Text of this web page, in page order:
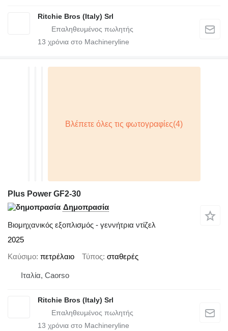
Ritchie Bros (Italy) Srl
13 χρόνια στο Machineryline
Plus Power GF2-30
Δημοπρασία
Βιομηχανικός εξοπλισμός - γεννήτρια ντίζελ
2025
Καύσιμο πετρέλαιο Τύπος σταθερές
Ιταλία, Caorso
Ritchie Bros (Italy) Srl
13 χρόνια στο Machineryline